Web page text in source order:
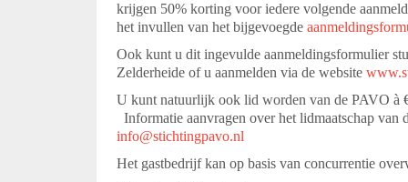
krijgen 50% korting voor iedere volgende
het invullen van het bijgevoegde
Ook kunt u dit ingevulde aanmeldingsformulier
Zelderheide of u aanmelden via de website
U kunt natuurlijk ook lid worden van de PAVO à
Informatie aanvragen over het lidmaatschap
info@stichtingpavo.nl
Het gastbedrijf kan op basis van concurrentie